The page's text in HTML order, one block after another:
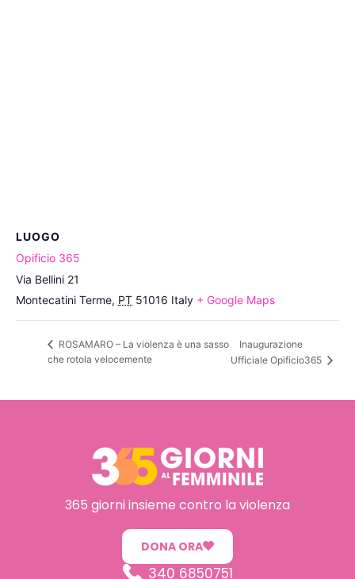
LUOGO
Opificio 365
Via Bellini 21
Montecatini Terme, PT 51016 Italy + Google Maps
ROSAMARO – La violenza è una sasso
che rotola velocemente
Inaugurazione
Ufficiale Opificio365
365 giorni insieme contro la violenza
DONA ORA
340 6850751